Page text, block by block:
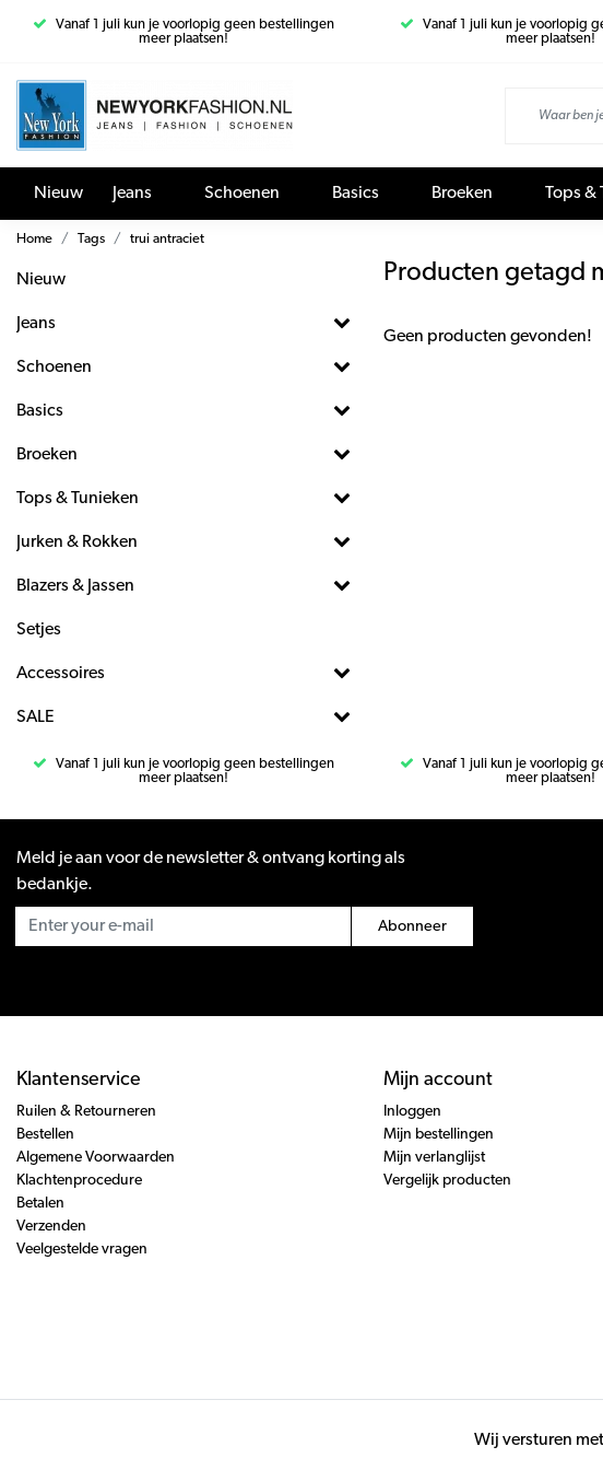
Vanaf 1 juli kun je voorlopig geen bestellingen
meer plaatsen!
Vanaf 1 juli kun je voorlopig
meer plaatsen!
Nieuw Jeans Schoenen Basics Broeken Tops &
Home Tags trui antraciet
Nieuw
Jeans
Schoenen
Basics
Broeken
Tops & Tunieken
Jurken & Rokken
Blazers & Jassen
Setjes
Accessoires
SALE
Producten getagd
Geen producten gevonden!
Vanaf 1 juli kun je voorlopig geen bestellingen
meer plaatsen!
Vanaf 1 juli kun je voorlopig
meer plaatsen!
Meld je aan voor de newsletter & ontvang korting als
bedankje.
Abonneer
Klantenservice
Ruilen & Retourneren
Bestellen
Algemene Voorwaarden
Klachtenprocedure
Betalen
Verzenden
Veelgestelde vragen
Mijn account
Inloggen
Mijn bestellingen
Mijn verlanglijst
Vergelijk producten
Wij versturen